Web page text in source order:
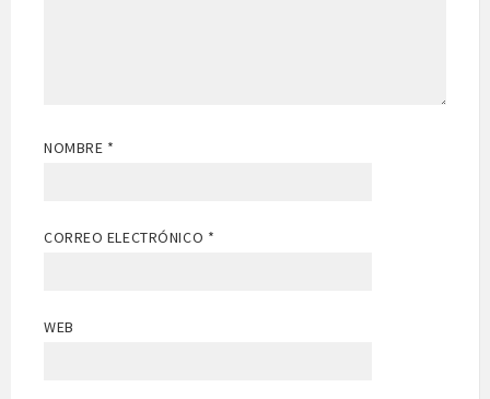
NOMBRE *
CORREO ELECTRÓNICO *
WEB